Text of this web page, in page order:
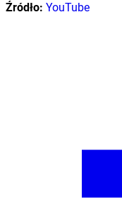
Źródło: YouTube